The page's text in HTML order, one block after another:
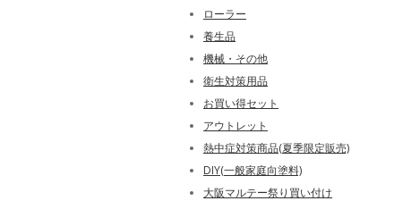
ローラー
養生品
機械・その他
衛生対策用品
お買い得セット
アウトレット
熱中症対策商品(夏季限定販売)
DIY(一般家庭向塗料)
大阪マルテー祭り買い付け